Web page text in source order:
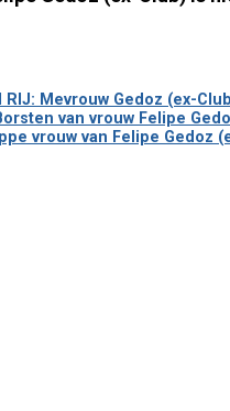
RIJ: Mevrouw Gedoz (ex-
van vrouw Felipe
vrouw van Felipe